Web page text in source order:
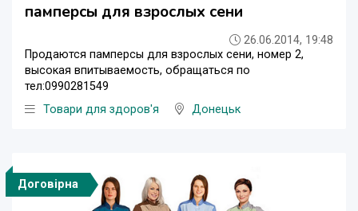
памперсы для взрослых сени
26.06.2014, 19:48
Продаются памперсы для взрослых сени, номер 2,
высокая впитываемость, обращаться по
тел:0990281549
Товари для здоров'я
Донецьк
Договірна